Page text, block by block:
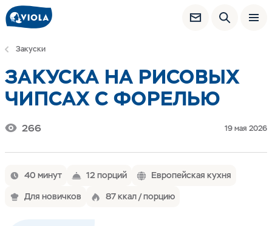
Закуски
ЗАКУСКА НА РИСОВЫХ
ЧИПСАХ С ФОРЕЛЬЮ
266 19 мая 2026
40 минут 12 порций
Европейская кухня
Для новичков
87 ккал / порцию